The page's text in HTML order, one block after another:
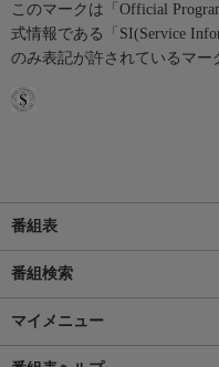
このマークは「Official
式情報である「SI(Service
のみ表記が許されているマー
番組表
番組検索
マイメニュー